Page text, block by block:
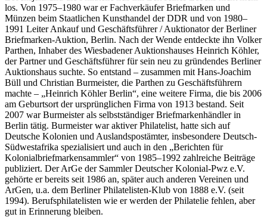
los. Von 1975–1980 war er Fachverkäufer Briefmarken und
Münzen beim Staatlichen Kunsthandel der DDR und von 1980–
1991 Leiter Ankauf und Geschäftsführer / Auktionator der Berliner
Briefmarken-Auktion, Berlin. Nach der Wende entdeckte ihn Volker
Parthen, Inhaber des Wiesbadener Auktionshauses Heinrich Köhler,
der Partner und Geschäftsführer für sein neu zu gründendes Berliner
Auktionshaus suchte. So entstand – zusammen mit Hans-Joachim
Büll und Christian Burmeister, die Parthen zu Geschäftsführern
machte – „Heinrich Köhler Berlin“, eine weitere Firma, die bis 2006
am Geburtsort der ursprünglichen Firma von 1913 bestand. Seit
2007 war Burmeister als selbstständiger Briefmarkenhändler in
Berlin tätig. Burmeister war aktiver Philatelist, hatte sich auf
Deutsche Kolonien und Auslandspostämter, insbesondere Deutsch-
Südwestafrika spezialisiert und auch in den „Berichten für
Kolonialbriefmarkensammler“ von 1985–1992 zahlreiche Beiträge
publiziert. Der ArGe der Sammler Deutscher Kolonial-Pwz e.V.
gehörte er bereits seit 1986 an, später auch anderen Vereinen und
ArGen, u.a. dem Berliner Philatelisten-Klub von 1888 e.V. (seit
1994). Berufsphilatelisten wie er werden der Philatelie fehlen, aber
gut in Erinnerung bleiben.